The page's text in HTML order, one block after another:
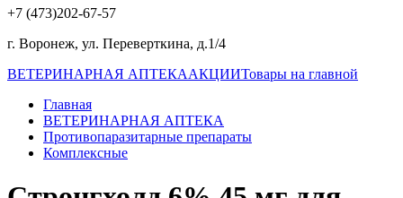
+7 (473)202-67-57
г. Воронеж, ул. Переверткина, д.1/4
ВЕТЕРИНАРНАЯ АПТЕКААКЦИИТовары на главной
Главная
ВЕТЕРИНАРНАЯ АПТЕКА
Противопаразитарные препараты
Комплексные